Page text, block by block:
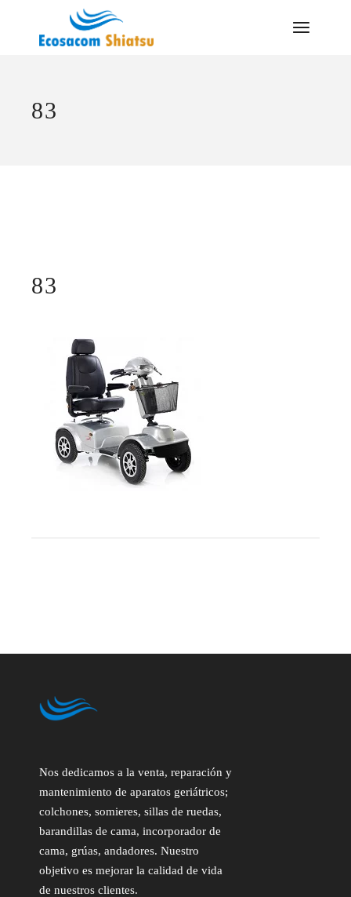
83
83
Nos dedicamos a la venta, reparación y
mantenimiento de aparatos geriátricos;
colchones, somieres, sillas de ruedas,
barandillas de cama, incorporador de
cama, grúas, andadores. Nuestro
objetivo es mejorar la calidad de vida
de nuestros clientes.